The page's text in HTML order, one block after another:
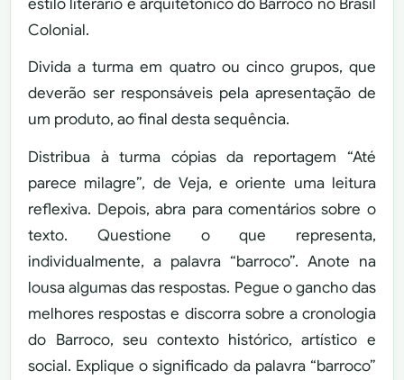
Colonial.
Divida a turma em quatro ou cinco grupos, que
deverão ser responsáveis pela apresentação de
um produto, ao final desta sequência.
Distribua à turma cópias da reportagem “Até
parece milagre”, de Veja, e oriente uma leitura
reflexiva. Depois, abra para comentários sobre o
texto. Questione o que representa,
individualmente, a palavra “barroco”. Anote na
lousa algumas das respostas. Pegue o gancho das
melhores respostas e discorra sobre a cronologia
do Barroco, seu contexto histórico, artístico e
social. Explique o significado da palavra “barroco”